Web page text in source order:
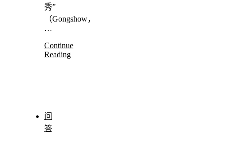
秀”
（Gongshow，
…
Continue
Reading
问
答